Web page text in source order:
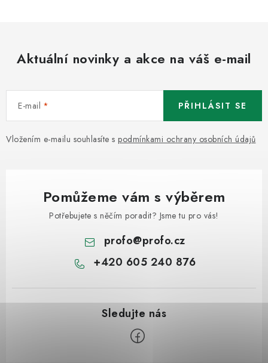
Aktuální novinky a akce na váš e-mail
E-mail
Vložením e-mailu souhlasíte s podmínkami ochrany osobních údajů
PŘIHLÁSIT SE
Pomůžeme vám s výběrem
Potřebujete s něčím poradit? Jsme tu pro vás!
profo@profo.cz
+420 605 240 876